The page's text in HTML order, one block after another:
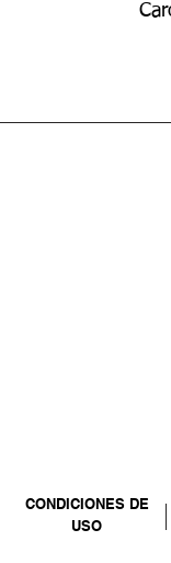
CONDICIONES DE
USO